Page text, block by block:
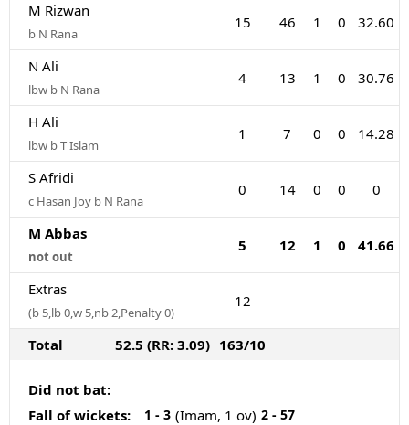
M Rizwan
b N Rana
15 46 1 0 32.60
N Ali
lbw b N Rana
4 13 1 0 30.76
H Ali
lbw b T Islam
1 7 0 0 14.28
S Afridi
c Hasan Joy b N Rana
0 14 0 0 0
M Abbas
not out
5 12 1 0 41.66
Extras
(b 5,lb 0,w 5,nb 2,Penalty 0)
12
Total 52.5 (RR: 3.09) 163/10
Did not bat:
Fall of wickets:
1 - 3 (Imam, 1 ov) 2 - 57